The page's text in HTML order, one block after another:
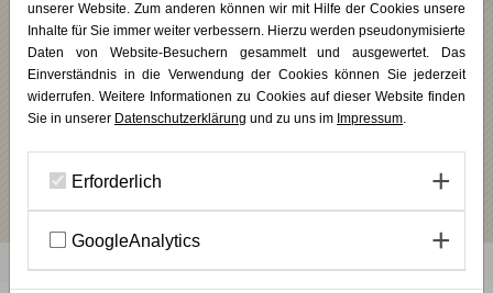
Jahresüberblick
APR JUL
OKT
NOV DEZ
Die Theory U entdecken
unserer Website. Zum anderen können wir mit Hilfe der Cookies unsere
Inhalte für Sie immer weiter verbessern. Hierzu werden pseudonymisierte
Daten von Website-Besuchern gesammelt und ausgewertet. Das
Einverständnis in die Verwendung der Cookies können Sie jederzeit
widerrufen. Weitere Informationen zu Cookies auf dieser Website finden
Sie in unserer Datenschutzerklärung und zu uns im Impressum.
Erforderlich
GoogleAnalytics